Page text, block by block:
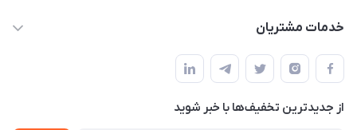
حساب کاربری
لیست محصولات
درباره ما
خدمات مشتریان
قوانین و مقررات
حریم خصوصی
راهنما
از جدید‌ترین تخفیف‌ها با‌ خبر شوید